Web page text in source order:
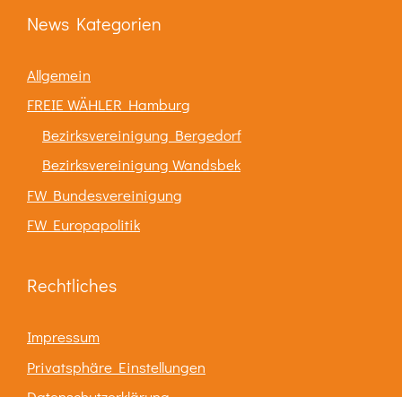
News Kategorien
Allgemein
FREIE WÄHLER Hamburg
Bezirksvereinigung Bergedorf
Bezirksvereinigung Wandsbek
FW Bundesvereinigung
FW Europapolitik
Rechtliches
Impressum
Privatsphäre Einstellungen